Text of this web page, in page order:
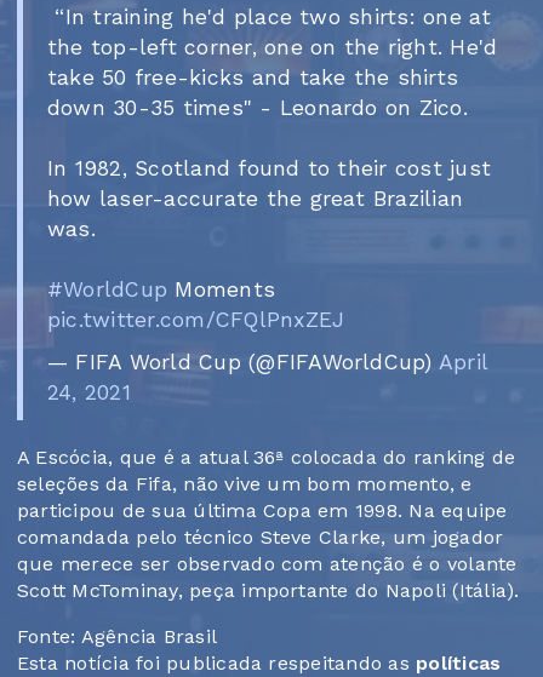
️ “In training he'd place two shirts: one at
the top-left corner, one on the right. He'd
take 50 free-kicks and take the shirts
down 30-35 times" - Leonardo on Zico.
In 1982, Scotland found to their cost just
how laser-accurate the great Brazilian
was.
#WorldCup Moments
pic.twitter.com/CFQlPnxZEJ
— FIFA World Cup (@FIFAWorldCup) April
24, 2021
A Escócia, que é a atual 36ª colocada do ranking de
seleções da Fifa, não vive um bom momento, e
participou de sua última Copa em 1998. Na equipe
comandada pelo técnico Steve Clarke, um jogador
que merece ser observado com atenção é o volante
Scott McTominay, peça importante do Napoli (Itália).
Fonte: Agência Brasil
Esta notícia foi publicada respeitando as políticas